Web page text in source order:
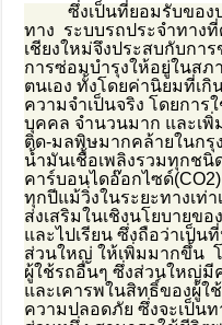
ซึ่งเป็นที่ยอมรับของป
ทาง ระบบรถประจำทาง
เชียงใหม่จึงประสบกับกา
การซ่อมบำรุงให้อยู่ในส
ตนเอง ทั้งโดยค่านิยมที่เ
ความจำเป็นจริง โดยกา
บุคคล จำนวนมาก และเ
ติด-มลพิษมากคล้ายในกรุ
น้ำมันเชื้อเพลิงรวมทุกช
คาร์บอนไดอ๊อกไซด์
ทุกปีแม้วิ่งในระยะทางเท่
ส่งเสริมในเชิงนโยบายข
และไปเรียน ซึ่งถือว่าเป็
ส่วนใหญ่ ให้เพิ่มมากขึ้น
ผู้ใช้รถอื่นๆ ซึ่งส่วนใหญ่มี
และเคารพในสิทธิ์ของผู้ใ
ความปลอดภัย ซึ่งจะเป็น